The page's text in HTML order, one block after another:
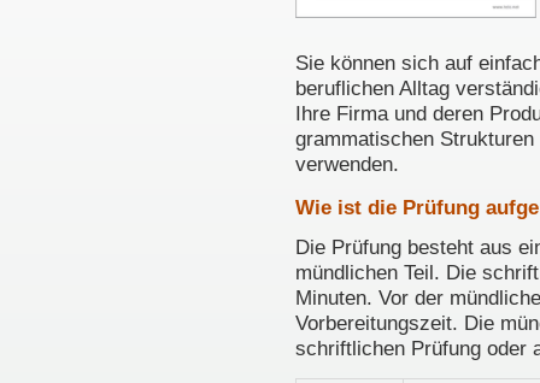
Sie können sich auf
beruflichen Alltag
Ihre Firma und deren
grammatischen
verwenden.
Wie ist die Prüfung
Die Prüfung besteht aus
mündlichen Teil. Die
Minuten. Vor der
Vorbereitungszeit. Die
schriftlichen Prüfung oder